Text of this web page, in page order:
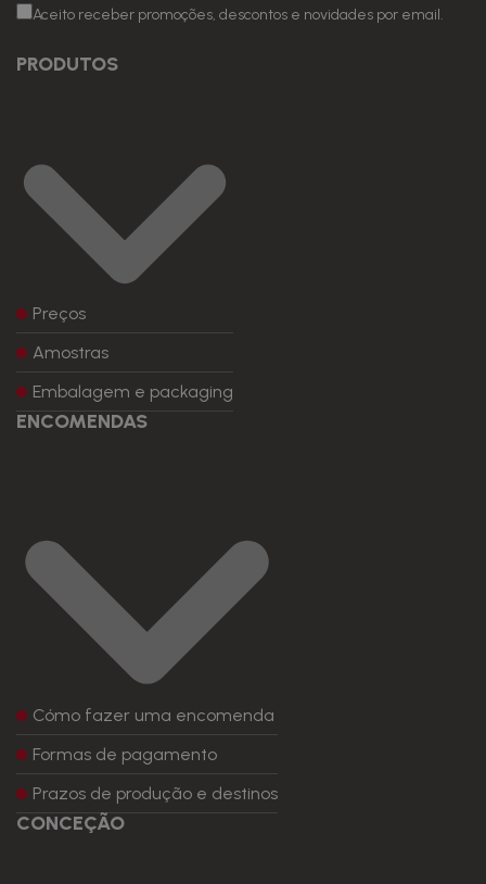
Aceito receber promoções, descontos e novidades por email.
PRODUTOS
Preços
Amostras
Embalagem e packaging
ENCOMENDAS
Cómo fazer uma encomenda
Formas de pagamento
Prazos de produção e destinos
CONCEÇÃO